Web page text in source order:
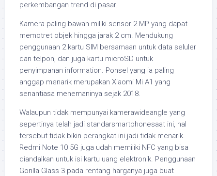
perkembangan trend di pasar.
Kamera paling bawah miliki sensor 2 MP yang dapat
memotret objek hingga jarak 2 cm. Mendukung
penggunaan 2 kartu SIM bersamaan untuk data seluler
dan telpon, dan juga kartu microSD untuk
penyimpanan information. Ponsel yang ia paling
anggap menarik merupakan Xiaomi Mi A1 yang
senantiasa menemaninya sejak 2018.
Walaupun tidak mempunyai kamerawideangle yang
sepertinya telah jadi standarsmartphonesaat ini, hal
tersebut tidak bikin perangkat ini jadi tidak menarik.
Redmi Note 10 5G juga udah memiliki NFC yang bisa
diandalkan untuk isi kartu uang elektronik. Penggunaan
Gorilla Glass 3 pada rentang harganya juga buat